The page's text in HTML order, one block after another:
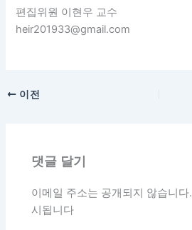
편집위원 이현우 교수
heir201933@gmail.com
이전
댓글 달기
이메일 주소는 공개되지 않습니다.
시됩니다